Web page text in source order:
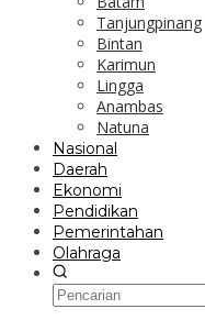
Tanjungpinang
Bintan
Karimun
Lingga
Anambas
Natuna
Nasional
Daerah
Ekonomi
Pendidikan
Pemerintahan
Olahraga